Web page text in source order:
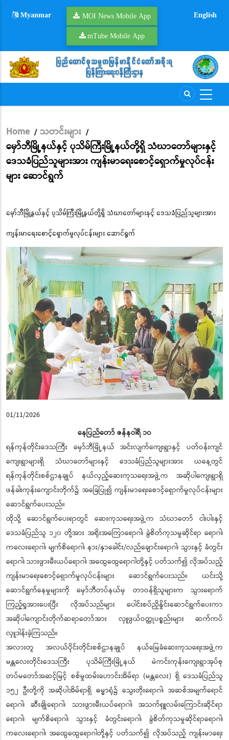
Myanmar MOI News Mobile App
mTube Mobile App
English
Breadcrumb
Home / သတင်းများ /
မှော်ဘီမြို့နယ်နှင့် ပုသိမ်ကြီးမြို့နယ်တို့ရှိ သံဃာတော်များနှင့်
ဒေသခံပြည်သူများအား ကျန်းမာရေးစောင့်ရှောက်မှုလုပ်ငန်း
များ ဆောင်ရွက်
မှော်ဘီမြို့နယ်နှင့် ပုသိမ်ကြီးမြို့နယ်တို့ရှိ သံဃာတော်များနှင့် ဒေသခံပြည်သူများအား
ကျန်းမာရေးစောင့်ရှောက်မှုလုပ်ငန်းများ ဆောင်ရွက်
01/11/2026
နေပြည်တော် ဇန်နဝါရီ ၁၀
ရန်ကုန်တိုင်းဒေသကြီး မှော်ဘီမြို့နယ် အင်းလျက်ကျေးရွာနှင့် ပတ်ဝန်းကျင်
ကျေးရွာများရှိ သံဃာတော်များနှင့် ဒေသခံပြည်သူများအား ယနေ့တွင်
ရန်ကုန်တိုင်းစစ်ဌာနချုပ် နယ်လှည့်ဆေးကုသရေးအဖွဲ့က အဆိုပါကျေးရွာရှိ
ဖန်ခါးကုန်းကျောင်းတိုက်၌ အခြေပြု၍ ကျန်းမာရေးစောင့်ရှောက်မှုလုပ်ငန်းများ
ဆောင်ရွက်ပေးသည်။
ထိုသို့ ဆောင်ရွက်ပေးရာတွင် ဆေးကုသရေးအဖွဲ့က သံဃာတော် ငါးပါးနှင့်
ဒေသခံပြည်သူ ၁၂၀ တို့အား အရိုးအကြောရောဂါ၊ ခွဲစိတ်ကုသမှုဆိုင်ရာ ရောဂါ၊
ကလေးရောဂါ၊ မျက်စိရောဂါ၊ နား/နှာခေါင်း/လည်ချောင်းရောဂါ၊ သွားနှင့် ခံတွင်း
ရောဂါ၊ သားဖွားမီးယပ်ရောဂါ၊ အထွေထွေရောဂါတို့နှင့် ပတ်သက်၍ လိုအပ်သည့်
ကျန်းမာရေးစောင့်ရှောက်မှုလုပ်ငန်းများ ဆောင်ရွက်ပေးသည်။ ယင်းသို့
ဆောင်ရွက်နေမှုများကို မှော်ဘီတပ်နယ်မှ တာဝန်ရှိသူများက သွားရောက်
ကြည့်ရှုအားပေးပြီး လိုအပ်သည်များ ပေါင်းစပ်ညှိနှိုင်းဆောင်ရွက်ပေးကာ
အဆိုပါကျောင်းတိုက်ဆရာတော်အား လှူဖွယ်ဝတ္ထုပစ္စည်းများ ဆက်ကပ်
လှူဒါန်းခဲ့ကြသည်။
အလားတူ အလယ်ပိုင်းတိုင်းစစ်ဌာနချုပ် နယ်မြေခံဆေးကုသရေးအဖွဲ့က
မန္တလေးတိုင်းဒေသကြီး ပုသိမ်ကြီးမြို့နယ် မဲကင်းကုန်းကျေးရွာအုပ်စု
တပ်မတော်အဆင့်မြင့် စစ်မှုထမ်းဟောင်းအိမ်ရာ (မန္တလေး) ရှိ ဒေသခံပြည်သူ
၁၅၂ ဦးတို့ကို အဆိုပါအိမ်ရာရှိ ဓမ္မာရုံ၌ သွေးတိုးရောဂါ၊ အဆစ်အမျက်ရောင်
ရောဂါ၊ ဆီးချိုရောဂါ၊ သားဖွားမီးယပ်ရောဂါ၊ အသက်ရှူလမ်းကြောင်းဆိုင်ရာ
ရောဂါ၊ မျက်စိရောဂါ၊ သွားနှင့် ခံတွင်းရောဂါ၊ ခွဲစိတ်ကုသမှုဆိုင်ရာရောဂါ၊
ကလေးရောဂါ၊ အထွေထွေရောဂါတို့နှင့် ပတ်သက်၍ လိုအပ်သည့် ကျန်းမာရေး